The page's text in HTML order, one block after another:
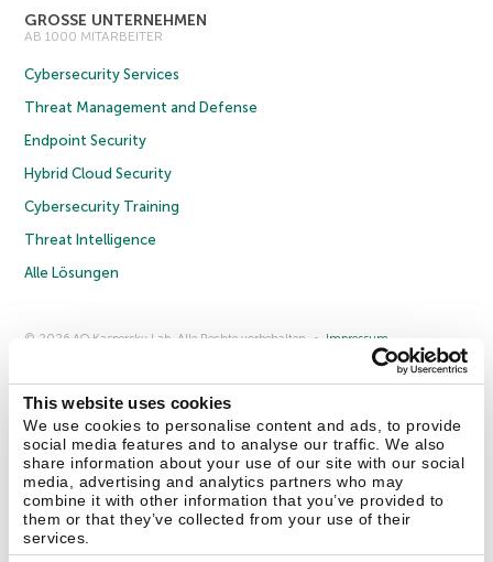
This website uses cookies
We use cookies to personalise content and ads, to provide
social media features and to analyse our traffic. We also
share information about your use of our site with our social
media, advertising and analytics partners who may
combine it with other information that you’ve provided to
them or that they’ve collected from your use of their
services.
GROSSE UNTERNEHMEN
AB 1000 MITARBEITER
Cybersecurity Services
Threat Management and Defense
Endpoint Security
Hybrid Cloud Security
Cybersecurity Training
Threat Intelligence
Alle Lösungen
© 2026 AO Kaspersky Lab. Alle Rechte vorbehalten.
Impressum
Lizenzvereinbarung B2B
Anmeldung zum Newsletter für B2B-Vertriebspartner
Kontakt Über uns Partner Blog
Weitere Informationen
Pressemitteilungen
Securelist Eugene Personal Blog Enzyklopädie